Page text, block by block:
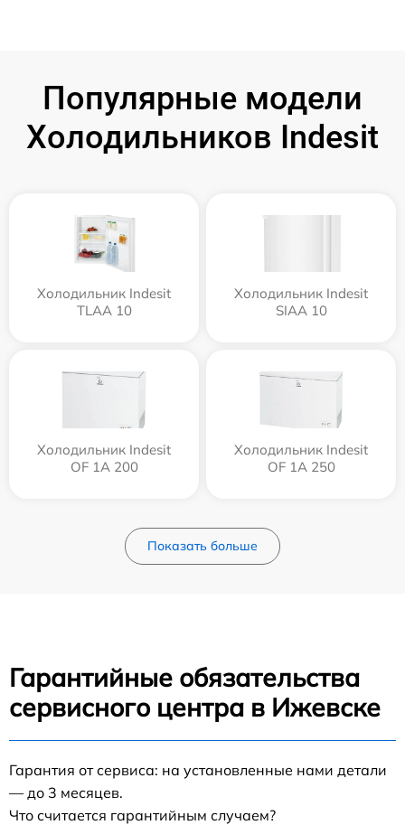
Популярные модели
Холодильников Indesit
Холодильник Indesit
TLAA 10
Холодильник Indesit
SIAA 10
Холодильник Indesit
OF 1A 200
Холодильник Indesit
OF 1A 250
Показать больше
Гарантийные обязательства
сервисного центра в Ижевске
Гарантия от сервиса: на установленные нами детали
— до 3 месяцев.
Что считается гарантийным случаем?